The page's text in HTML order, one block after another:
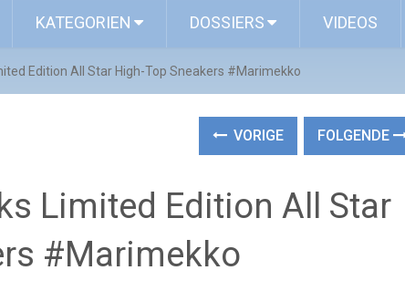
KATEGORIEN DOSSIERS VIDEOS
Edition All Star High-Top Sneakers #Marimekko
VORIGE FOLGENDE
Limited Edition All Star
#Marimekko